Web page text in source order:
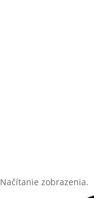
Načítanie zobrazenia.